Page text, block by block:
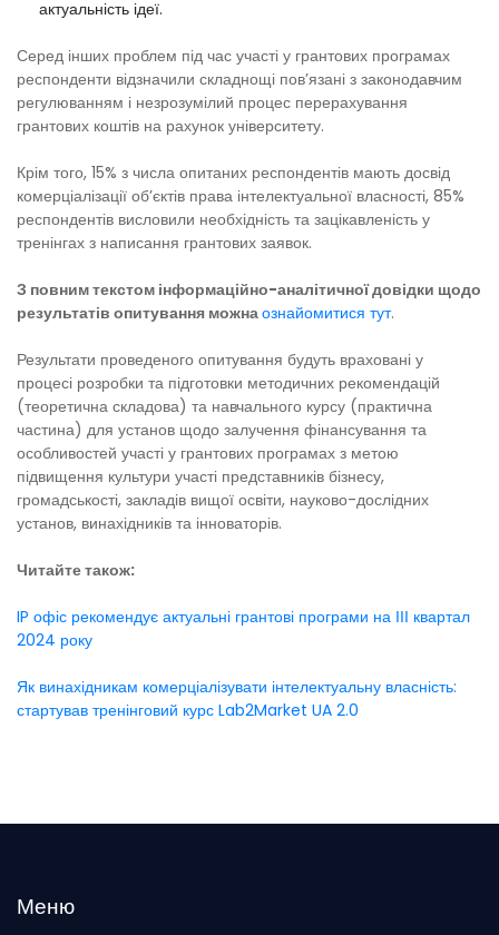
актуальність ідеї.
Серед інших проблем під час участі у грантових програмах
респонденти відзначили складнощі пов’язані з законодавчим
регулюванням і незрозумілий процес перерахування
грантових коштів на рахунок університету.
Крім того, 15% з числа опитаних респондентів мають досвід
комерціалізації об’єктів права інтелектуальної власності, 85%
респондентів висловили необхідність та зацікавленість у
тренінгах з написання грантових заявок.
З повним текстом інформаційно-аналітичної довідки щодо
результатів опитування можнаознайомитися тут.
Результати проведеного опитування будуть враховані у
процесі розробки та підготовки методичних рекомендацій
(теоретична складова) та навчального курсу (практична
частина) для установ щодо залучення фінансування та
особливостей участі у грантових програмах з метою
підвищення культури участі представників бізнесу,
громадськості, закладів вищої освіти, науково-дослідних
установ, винахідників та інноваторів.
Читайте також:
IP офіс рекомендує актуальні грантові програми на ІІІ квартал
2024 року
Як винахідникам комерціалізувати інтелектуальну власність:
стартував тренінговий курс Lab2Market UA 2.0
Меню